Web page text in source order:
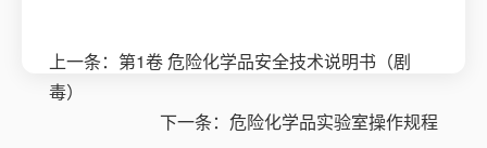
上一条： 第1卷 危险化学品安全技术说明书（剧
毒）
下一条： 危险化学品实验室操作规程